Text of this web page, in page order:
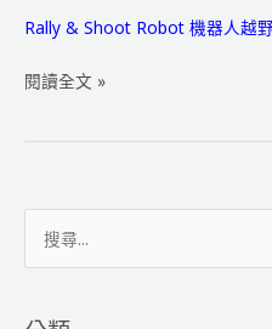
Rally & Shoot Robot 機器人越
IRHOCS
閱讀全文 »
鍵